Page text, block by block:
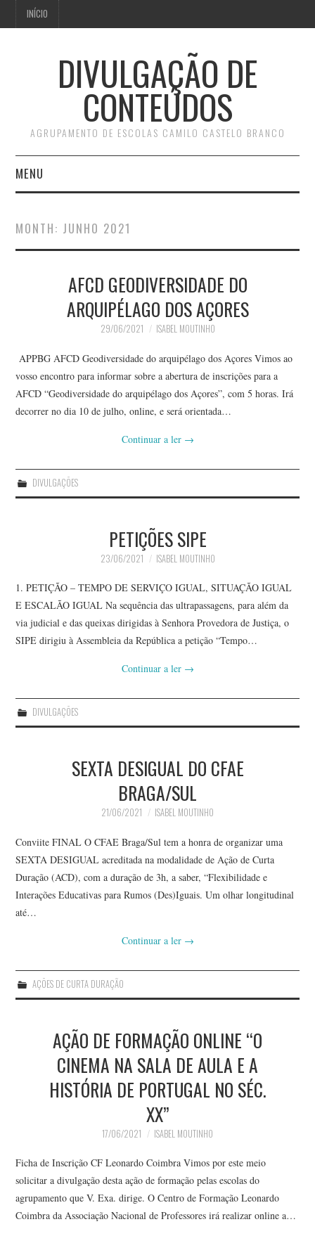
INÍCIO
DIVULGAÇÃO DE
CONTEÚDOS
AGRUPAMENTO DE ESCOLAS CAMILO CASTELO BRANCO
MENU
MONTH: JUNHO 2021
AFCD GEODIVERSIDADE DO
ARQUIPÉLAGO DOS AÇORES
29/06/2021 ISABEL MOUTINHO
APPBG AFCD Geodiversidade do arquipélago dos Açores Vimos ao
vosso encontro para informar sobre a abertura de inscrições para a
AFCD “Geodiversidade do arquipélago dos Açores”, com 5 horas. Irá
decorrer no dia 10 de julho, online, e será orientada…
Continuar a ler →
DIVULGAÇÕES
PETIÇÕES SIPE
23/06/2021 ISABEL MOUTINHO
1. PETIÇÃO – TEMPO DE SERVIÇO IGUAL, SITUAÇÃO IGUAL
E ESCALÃO IGUAL Na sequência das ultrapassagens, para além da
via judicial e das queixas dirigidas à Senhora Provedora de Justiça, o
SIPE dirigiu à Assembleia da República a petição “Tempo…
Continuar a ler →
DIVULGAÇÕES
SEXTA DESIGUAL DO CFAE
BRAGA/SUL
21/06/2021 ISABEL MOUTINHO
Conviite FINAL O CFAE Braga/Sul tem a honra de organizar uma
SEXTA DESIGUAL acreditada na modalidade de Ação de Curta
Duração (ACD), com a duração de 3h, a saber, “Flexibilidade e
Interações Educativas para Rumos (Des)Iguais. Um olhar longitudinal
até…
Continuar a ler →
AÇÕES DE CURTA DURAÇÃO
AÇÃO DE FORMAÇÃO ONLINE “O
CINEMA NA SALA DE AULA E A
HISTÓRIA DE PORTUGAL NO SÉC.
XX”
17/06/2021 ISABEL MOUTINHO
Ficha de Inscrição CF Leonardo Coimbra Vimos por este meio
solicitar a divulgação desta ação de formação pelas escolas do
agrupamento que V. Exa. dirige. O Centro de Formação Leonardo
Coimbra da Associação Nacional de Professores irá realizar online a…